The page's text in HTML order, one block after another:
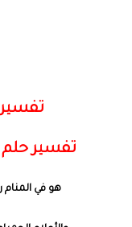
تفسير حلم
هو في المنام